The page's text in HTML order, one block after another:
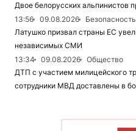
Двое белорусских альпинистов
13:56
09.08.2026
Латушко призвал страны ЕС
независимых СМИ
13:34
09.08.2026
Общество
ДТП с участием милицейского
сотрудники МВД доставлены в